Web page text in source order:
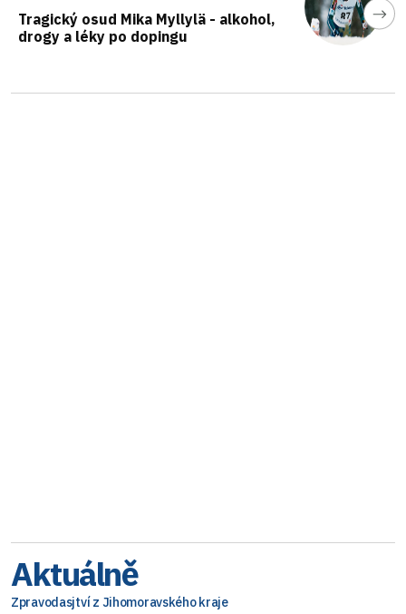
Tragický osud Mika Myllylä - alkohol,
drogy a léky po dopingu
Aktuálně
Zpravodasjtví z Jihomoravského kraje